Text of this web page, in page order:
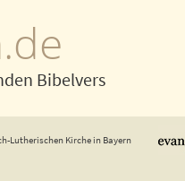
Bibelvers
Lutherischen Kirche in Bayern